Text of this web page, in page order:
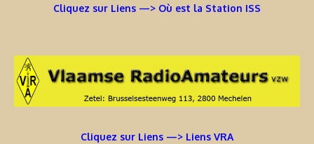
Cliquez sur Liens —> Où est la Station ISS
Cliquez sur Liens —> Liens VRA